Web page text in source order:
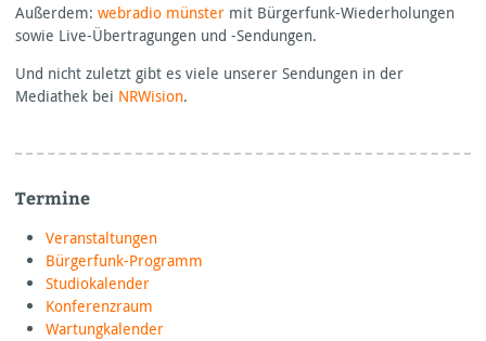
Außerdem: webradio münster mit Bürgerfunk-Wiederholungen
sowie Live-Übertragungen und -Sendungen.
Und nicht zuletzt gibt es viele unserer Sendungen in der
Mediathek bei NRWision.
Termine
Veranstaltungen
Bürgerfunk-Programm
Studiokalender
Konferenzraum
Wartungkalender